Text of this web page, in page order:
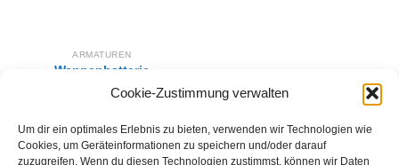
Cookie-Zustimmung verwalten
Um dir ein optimales Erlebnis zu bieten, verwenden wir Technologien wie
Cookies, um Geräteinformationen zu speichern und/oder darauf
zuzugreifen. Wenn du diesen Technologien zustimmst, können wir Daten
ARMATUREN
Wannenbatterie
HORTENSJA
BEH 010M
IN DEN WARENKORB